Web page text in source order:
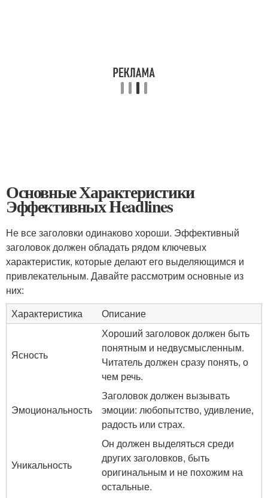
Основные Характеристики
Эффективных Headlines
Не все заголовки одинаково хороши. Эффективный
заголовок должен обладать рядом ключевых
характеристик, которые делают его выделяющимся и
привлекательным. Давайте рассмотрим основные из
них:
Характеристика
Описание
Ясность
Хороший заголовок должен быть
понятным и недвусмысленным.
Читатель должен сразу понять, о
чем речь.
Эмоциональность
Заголовок должен вызывать
эмоции: любопытство, удивление,
радость или страх.
Уникальность
Он должен выделяться среди
других заголовков, быть
оригинальным и не похожим на
остальные.